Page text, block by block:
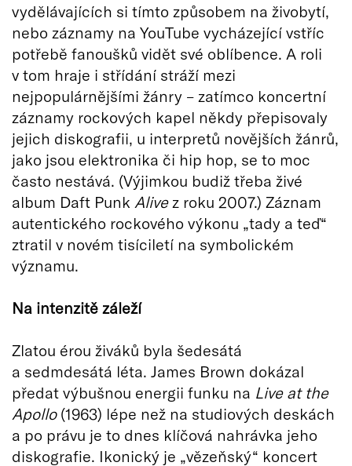
vydělávajících si tímto způsobem na živobytí,
nebo záznamy na YouTube vycházející vstříc
potřebě fanoušků vidět své oblíbence. A roli
v tom hraje i střídání stráží mezi
nejpopulárnějšími žánry – zatímco koncertní
záznamy rockových kapel někdy přepisovaly
jejich diskografii, u interpretů novějších žánrů,
jako jsou elektronika či hip hop, se to moc
často nestává. (Výjimkou budiž třeba živé
album Daft Punk Alivez roku 2007.) Záznam
autentického rockového výkonu „tady a teď“
ztratil v novém tisíciletí na symbolickém
významu.
Na intenzitě záleží
Zlatou érou živáků byla šedesátá
a sedmdesátá léta. James Brown dokázal
předat výbušnou energii funku na Live at the
Apollo(1963) lépe než na studiových deskách
a po právu je to dnes klíčová nahrávka jeho
diskografie. Ikonický je „vězeňský“ koncert